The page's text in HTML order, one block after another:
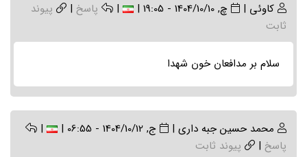
کاوئی | چ, 1404/10/10 - 19:05 |
| پاسخ |
پیوند
ثابت
سلام بر مدافعان خون شهدا
محمد حسین جبه داری | ج, 1404/10/12 - 06:55 |
|
پاسخ | پیوند ثابت